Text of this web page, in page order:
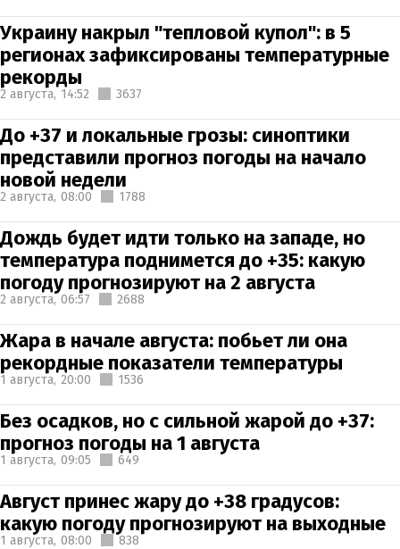
Украину накрыл "тепловой купол": в 5
регионах зафиксированы температурные
рекорды
2 августа, 14:52 3637
До +37 и локальные грозы: синоптики
представили прогноз погоды на начало
новой недели
2 августа, 08:00 1788
Дождь будет идти только на западе, но
температура поднимется до +35: какую
погоду прогнозируют на 2 августа
2 августа, 06:57 2688
Жара в начале августа: побьет ли она
рекордные показатели температуры
1 августа, 20:00 1536
Без осадков, но с сильной жарой до +37:
прогноз погоды на 1 августа
1 августа, 09:05 649
Август принес жару до +38 градусов:
какую погоду прогнозируют на выходные
1 августа, 08:00 838